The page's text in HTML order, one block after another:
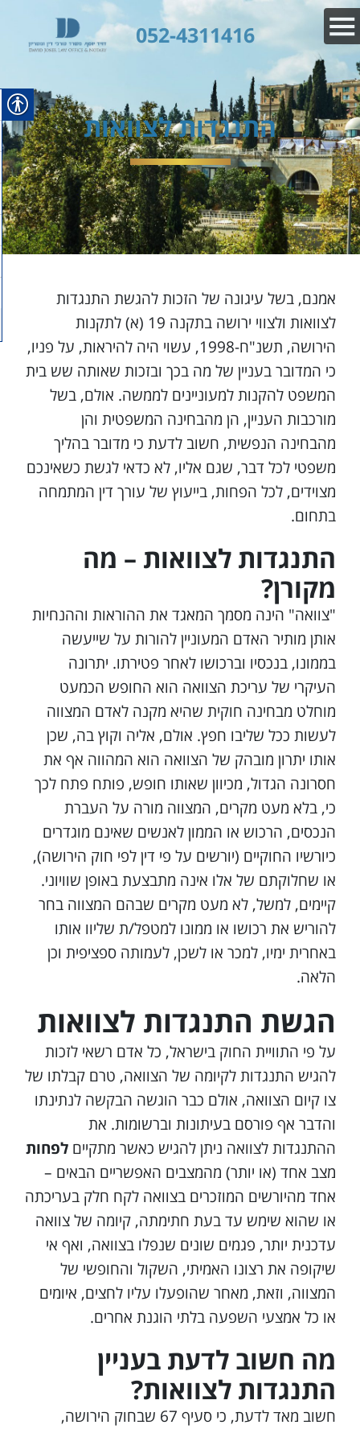
052-4311416
התנגדות לצוואות
אמנם, בשל עיגונה של הזכות להגשת התנגדות
לצוואות ולצווי ירושה בתקנה 19 (א) לתקנות
הירושה, תשנ"ח-1998, עשוי היה להיראות, על פניו,
כי המדובר בעניין של מה בכך ובזכות שאותה שש בית
המשפט להקנות למעוניינים לממשה. אולם, בשל
מורכבות העניין, הן מהבחינה המשפטית והן
מהבחינה הנפשית, חשוב לדעת כי מדובר בהליך
משפטי לכל דבר, שגם אליו, לא כדאי לגשת כשאינכם
מצוידים, לכל הפחות, בייעוץ של עורך דין המתמחה
בתחום.
התנגדות לצוואות – מה
מקורן?
"צוואה" הינה מסמך המאגד את ההוראות וההנחיות
אותן מותיר האדם המעוניין להורות על שייעשה
בממונו, בנכסיו וברכושו לאחר פטירתו. יתרונה
העיקרי של עריכת הצוואה הוא החופש הכמעט
מוחלט מבחינה חוקית שהיא מקנה לאדם המצווה
לעשות ככל שליבו חפץ. אולם, אליה וקוץ בה, שכן
אותו יתרון מובהק של הצוואה הוא המהווה אף את
חסרונה הגדול, מכיוון שאותו חופש, פותח פתח לכך
כי, בלא מעט מקרים, המצווה מורה על העברת
הנכסים, הרכוש או הממון לאנשים שאינם מוגדרים
כיורשיו החוקיים (יורשים על פי דין לפי חוק הירושה),
או שחלוקתם של אלו אינה מתבצעת באופן שוויוני.
קיימים, למשל, לא מעט מקרים שבהם המצווה בחר
להוריש את רכושו או ממונו למטפל/ת שליוו אותו
באחרית ימיו, למכר או לשכן, לעמותה ספציפית וכן
הלאה.
הגשת התנגדות לצוואות
על פי התוויית החוק בישראל, כל אדם רשאי לזכות
להגיש התנגדות לקיומה של הצוואה, טרם קבלתו של
צו קיום הצוואה, אולם כבר הוגשה הבקשה לנתינתו
והדבר אף פורסם בעיתונות וברשומות. את
ההתנגדות לצוואה ניתן להגיש כאשר מתקייםלפחות
מצב אחד (או יותר) מהמצבים האפשריים הבאים –
אחד מהיורשים המוזכרים בצוואה לקח חלק בעריכתה
או שהוא שימש עד בעת חתימתה, קיומה של צוואה
עדכנית יותר, פגמים שונים שנפלו בצוואה, ואף אי
שיקופה את רצונו האמיתי, השקול והחופשי של
המצווה, וזאת, מאחר שהופעלו עליו לחצים, איומים
או כל אמצעי השפעה בלתי הוגנת אחרים.
מה חשוב לדעת בעניין
התנגדות לצוואות?
חשוב מאד לדעת, כי סעיף 67 שבחוק הירושה,